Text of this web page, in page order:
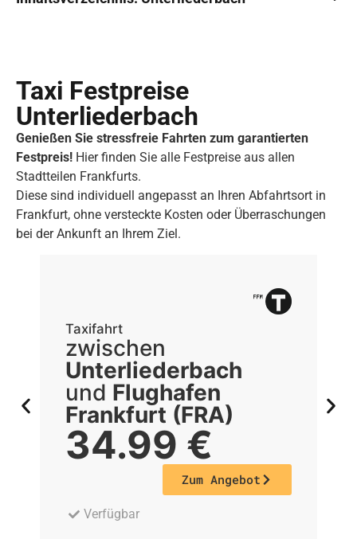
Taxi Festpreise
Unterliederbach
Genießen Sie stressfreie Fahrten zum garantierten
Festpreis! Hier finden Sie alle Festpreise aus allen
Stadtteilen Frankfurts.
Diese sind individuell angepasst an Ihren Abfahrtsort in
Frankfurt, ohne versteckte Kosten oder Überraschungen
bei der Ankunft an Ihrem Ziel.
Taxifahrt
zwischen
Unterliederbach
und Flughafen
Frankfurt (FRA)
34.99 €
Zum Angebot
Verfügbar